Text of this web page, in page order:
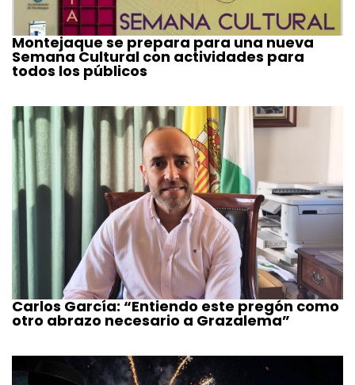
Montejaque se prepara para una nueva
Semana Cultural con actividades para
todos los públicos
Carlos García: “Entiendo este pregón como
otro abrazo necesario a Grazalema”